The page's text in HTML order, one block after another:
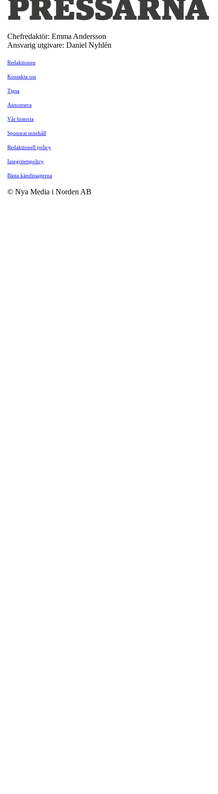
Chefredaktör: Emma Andersson
Ansvarig utgivare: Daniel Nyhlén
Redaktionen
Kontakta oss
Tipsa
Annonsera
Vår historia
Sponsrat innehåll
Redaktionell policy
Integritetspolicy
Bästa kändissajterna
© Nya Media i Norden AB